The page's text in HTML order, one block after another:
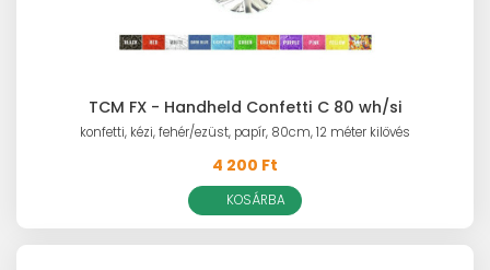
TCM FX - Handheld Confetti C 80 wh/si
konfetti, kézi, fehér/ezüst, papír, 80cm, 12 méter kilövés
4 200 Ft
KOSÁRBA